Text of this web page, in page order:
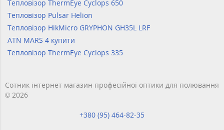
Тепловізор ThermEye Cyclops 650
Тепловізор Pulsar Helion
Тепловізор HikMicro GRYPHON GH35L LRF
ATN MARS 4 купити
Тепловізор ThermEye Cyclops 335
Сотник інтернет магазин професійної оптики для полювання
© 2026
+380 (95) 464-82-35